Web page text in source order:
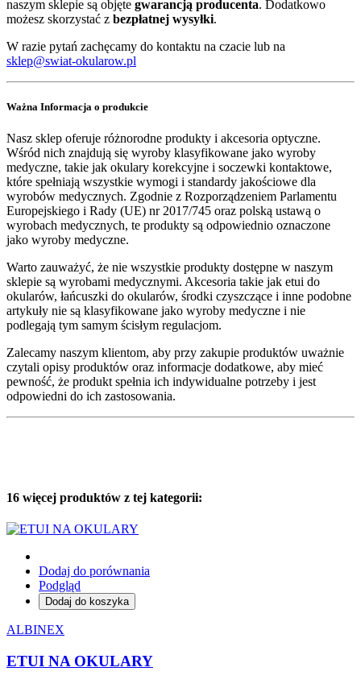
naszym sklepie są objęte gwarancją producenta. Dodatkowo
możesz skorzystać z bezpłatnej wysyłki.
W razie pytań zachęcamy do kontaktu na czacie lub na
sklep@swiat-okularow.pl
Ważna Informacja o produkcie
Nasz sklep oferuje różnorodne produkty i akcesoria optyczne.
Wśród nich znajdują się wyroby klasyfikowane jako wyroby
medyczne, takie jak okulary korekcyjne i soczewki kontaktowe,
które spełniają wszystkie wymogi i standardy jakościowe dla
wyrobów medycznych. Zgodnie z Rozporządzeniem Parlamentu
Europejskiego i Rady (UE) nr 2017/745 oraz polską ustawą o
wyrobach medycznych, te produkty są odpowiednio oznaczone
jako wyroby medyczne.
Warto zauważyć, że nie wszystkie produkty dostępne w naszym
sklepie są wyrobami medycznymi. Akcesoria takie jak etui do
okularów, łańcuszki do okularów, środki czyszczące i inne podobne
artykuły nie są klasyfikowane jako wyroby medyczne i nie
podlegają tym samym ścisłym regulacjom.
Zalecamy naszym klientom, aby przy zakupie produktów uważnie
czytali opisy produktów oraz informacje dodatkowe, aby mieć
pewność, że produkt spełnia ich indywidualne potrzeby i jest
odpowiedni do ich zastosowania.
16 więcej produktów z tej kategorii:
Dodaj do porównania
Podgląd
Dodaj do koszyka
ALBINEX
ETUI NA OKULARY